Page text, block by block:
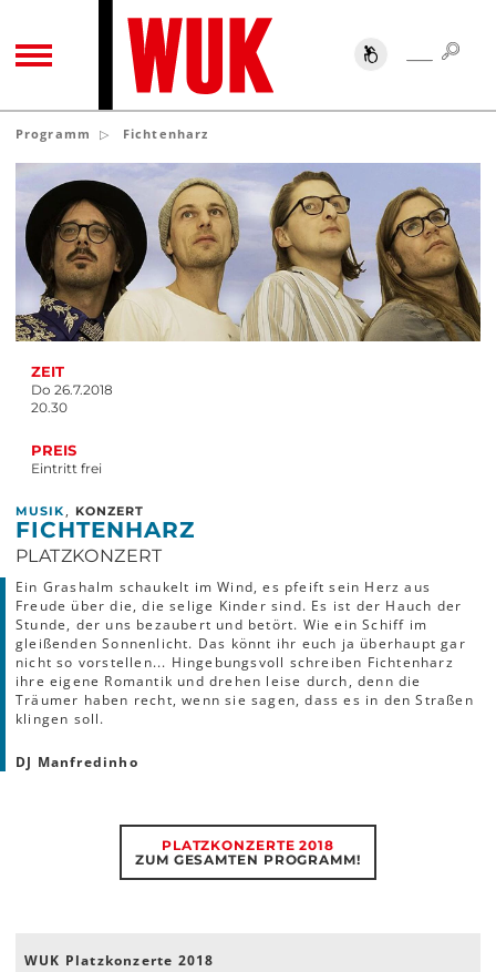
TOGGLE NAVIGATION SUCHE
Programm Fichtenharz
ZEIT
Do 26.7.2018
20.30
PREIS
Eintritt frei
MUSIK , KONZERT
FICHTENHARZ
PLATZKONZERT
Ein Grashalm schaukelt im Wind, es pfeift sein Herz aus
Freude über die, die selige Kinder sind. Es ist der Hauch der
Stunde, der uns bezaubert und betört. Wie ein Schiff im
gleißenden Sonnenlicht. Das könnt ihr euch ja überhaupt gar
nicht so vorstellen... Hingebungsvoll schreiben Fichtenharz
ihre eigene Romantik und drehen leise durch, denn die
Träumer haben recht, wenn sie sagen, dass es in den Straßen
klingen soll.
DJ Manfredinho
PLATZKONZERTE 2018
ZUM GESAMTEN PROGRAMM!
WUK Platzkonzerte 2018